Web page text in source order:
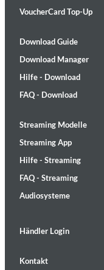
VoucherCard Top-Up
Download Guide
Download Manager
Hilfe - Download
FAQ - Download
Streaming Modelle
Streaming App
Hilfe - Streaming
FAQ - Streaming
Audiosysteme
Händler Login
Kontakt